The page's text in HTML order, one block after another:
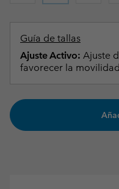
Guía de tallas
Ajuste Activo: Ajuste
favorecer la